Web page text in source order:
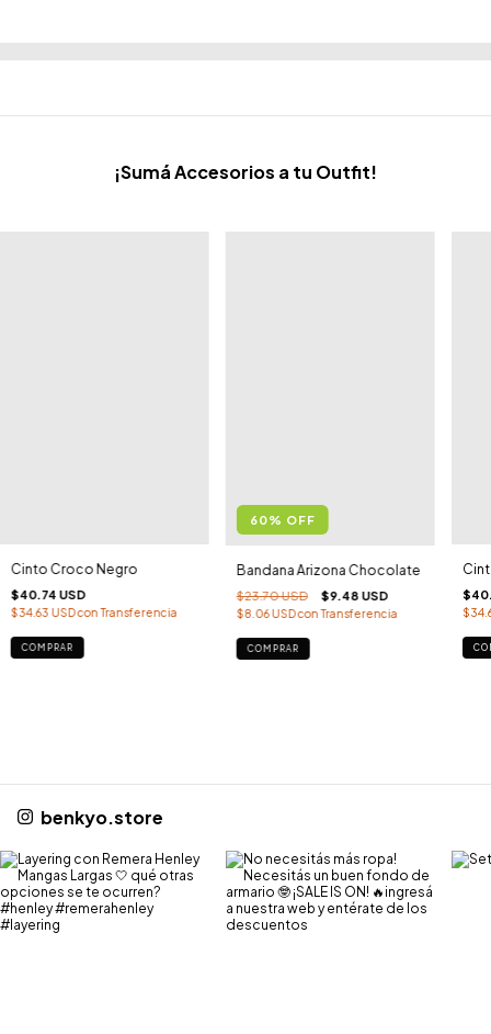
¡Sumá Accesorios a tu Outfit!
Cinto Croco Negro
$40.74 USD
$34.63 USDcon Transferencia
COMPRAR
60% OFF
Bandana Arizona Chocolate
$23.70 USD $9.48 USD
$8.06 USDcon Transferencia
benkyo.store